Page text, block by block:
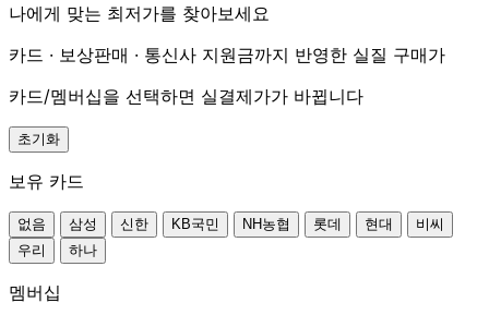
나에게 맞는 최저가를 찾아보세요
카드 · 보상판매 · 통신사 지원금까지 반영한 실질 구매가
카드/멤버십을 선택하면 실결제가가 바뀝니다
초기화
보유 카드
없음 삼성 신한 KB국민 NH농협 롯데 현대
비씨
우리
하나
멤버십